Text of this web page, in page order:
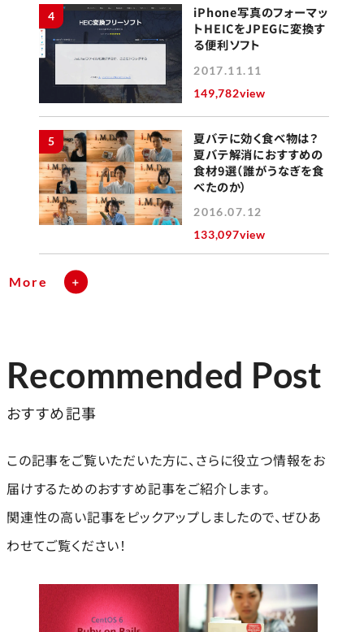
4
iPhone写真のフォーマッ
トHEICをJPEGに変換す
る便利ソフト
2017.11.11
149,782view
5
夏バテに効く食べ物は？
夏バテ解消におすすめの
食材9選（誰がうなぎを食
べたのか）
2016.07.12
133,097view
More
Recommended Post
おすすめ記事
この記事をご覧いただいた方に、さらに役立つ情報をお
届けするためのおすすめ記事をご紹介します。
関連性の高い記事をピックアップしましたので、ぜひあ
わせてご覧ください！